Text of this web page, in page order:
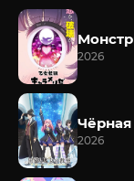
2026
2026